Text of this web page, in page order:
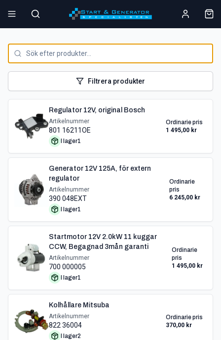
Filtrera produkter
Regulator 12V, original Bosch
Artikelnummer
801 16211OE
I lager1
Ordinarie pris
1 495,00 kr
Generator 12V 125A, för extern
regulator
Artikelnummer
390 048EXT
I lager1
Ordinarie
pris
6 245,00 kr
Startmotor 12V 2.0kW 11 kuggar
CCW, Begagnad 3mån garanti
Artikelnummer
700 000005
I lager1
Ordinarie
pris
1 495,00 kr
Kolhållare Mitsuba
Artikelnummer
822 36004
I lager2
Ordinarie pris
370,00 kr